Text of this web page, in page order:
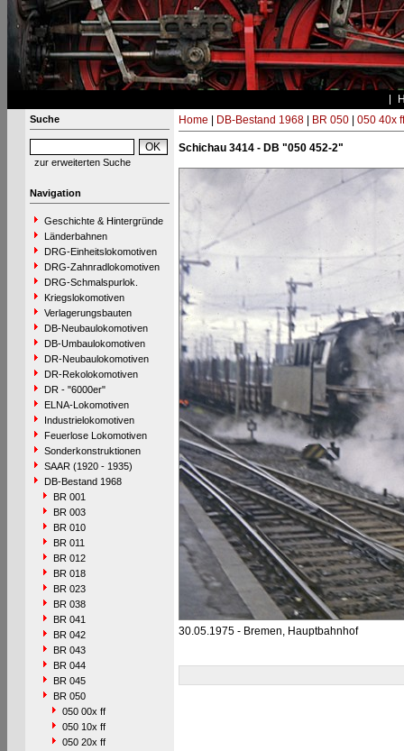
Suche
zur erweiterten Suche
Navigation
Geschichte & Hintergründe
Länderbahnen
DRG-Einheitslokomotiven
DRG-Zahnradlokomotiven
DRG-Schmalspurlok.
Kriegslokomotiven
Verlagerungsbauten
DB-Neubaulokomotiven
DB-Umbaulokomotiven
DR-Neubaulokomotiven
DR-Rekolokomotiven
DR - "6000er"
ELNA-Lokomotiven
Industrielokomotiven
Feuerlose Lokomotiven
Sonderkonstruktionen
SAAR (1920 - 1935)
DB-Bestand 1968
BR 001
BR 003
BR 010
BR 011
BR 012
BR 018
BR 023
BR 038
BR 041
BR 042
BR 043
BR 044
BR 045
BR 050
050 00x ff
050 10x ff
050 20x ff
Home DB-Bestand 1968| BR 050| 050 40x ff
Schichau 3414 - DB "050 452-2"
30.05.1975 - Bremen, Hauptbahnhof